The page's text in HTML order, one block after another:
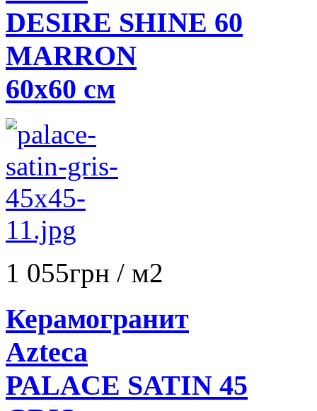
DESIRE SHINE 60
MARRON
60х60 см
1 055грн / м2
Керамогранит
Azteca
PALACE SATIN 45